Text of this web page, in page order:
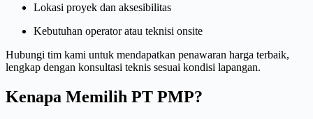
Lokasi proyek dan aksesibilitas
Kebutuhan operator atau teknisi onsite
Hubungi tim kami untuk mendapatkan penawaran harga terbaik,
lengkap dengan konsultasi teknis sesuai kondisi lapangan.
Kenapa Memilih PT PMP?